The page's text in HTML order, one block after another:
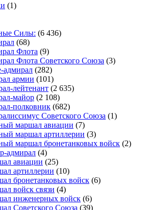
(1)
Силы: (6 436)
(68)
Флота (9)
Флота Советского Союза (3)
адмирал (282)
армии (101)
лейтенант (2 635)
майор (2 108)
полковник (682)
Советского Союза (1)
маршал авиации (7)
маршал артиллерии (3)
маршал бронетанковых войск (2)
адмирал (4)
авиации (25)
артиллерии (10)
бронетанковых войск (6)
войск связи (4)
инженерных войск (6)
Советского Союза (39)